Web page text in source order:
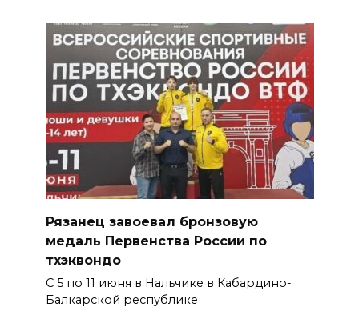
Рязанец завоевал бронзовую
медаль Первенства России по
тхэквондо
С 5 по 11 июня в Нальчике в Кабардино-
Балкарской республике